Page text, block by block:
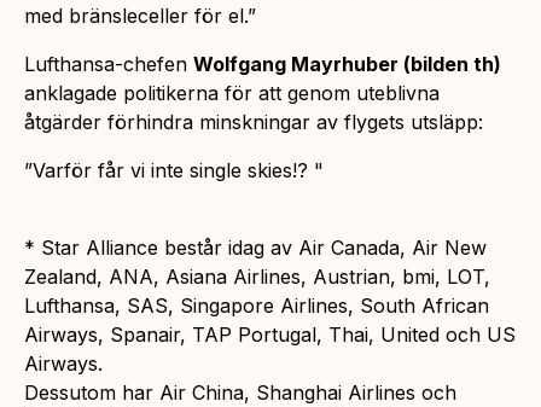
med bränsleceller för el.”
Lufthansa-chefen Wolfgang Mayrhuber (bilden th)
anklagade politikerna för att genom uteblivna
åtgärder förhindra minskningar av flygets utsläpp:
”Varför får vi inte single skies!? "
* Star Alliance består idag av Air Canada, Air New
Zealand, ANA, Asiana Airlines, Austrian, bmi, LOT,
Lufthansa, SAS, Singapore Airlines, South African
Airways, Spanair, TAP Portugal, Thai, United och US
Airways.
Dessutom har Air China, Shanghai Airlines och